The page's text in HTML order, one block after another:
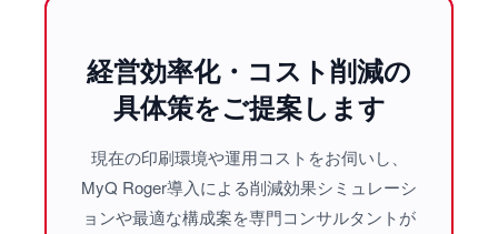
経営効率化・コスト削減の
具体策をご提案します
現在の印刷環境や運用コストをお伺いし、
MyQ Roger導入による削減効果シミュレーシ
ョンや最適な構成案を専門コンサルタントが